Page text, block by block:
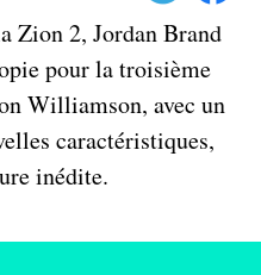
Zion 2, Jordan Brand
pour la troisième
Williamson, avec un
caractéristiques,
inédite.